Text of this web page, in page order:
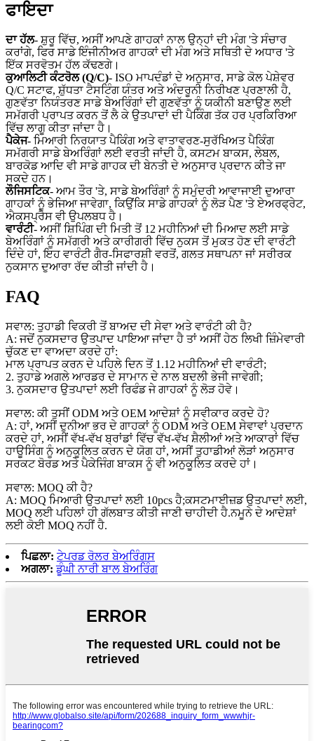
ਫਾਇਦਾ
ਦਾ ਹੱਲ- ਸ਼ੁਰੂ ਵਿੱਚ, ਅਸੀਂ ਆਪਣੇ ਗਾਹਕਾਂ ਨਾਲ ਉਨ੍ਹਾਂ ਦੀ ਮੰਗ 'ਤੇ ਸੰਚਾਰ
ਕਰਾਂਗੇ, ਫਿਰ ਸਾਡੇ ਇੰਜੀਨੀਅਰ ਗਾਹਕਾਂ ਦੀ ਮੰਗ ਅਤੇ ਸਥਿਤੀ ਦੇ ਅਧਾਰ 'ਤੇ
ਇੱਕ ਸਰਵੋਤਮ ਹੱਲ ਕੱਢਣਗੇ।
ਕੁਆਲਿਟੀ ਕੰਟਰੋਲ (Q/C)- ISO ਮਾਪਦੰਡਾਂ ਦੇ ਅਨੁਸਾਰ, ਸਾਡੇ ਕੋਲ ਪੇਸ਼ੇਵਰ
Q/C ਸਟਾਫ, ਸ਼ੁੱਧਤਾ ਟੈਸਟਿੰਗ ਯੰਤਰ ਅਤੇ ਅੰਦਰੂਨੀ ਨਿਰੀਖਣ ਪ੍ਰਣਾਲੀ ਹੈ,
ਗੁਣਵੱਤਾ ਨਿਯੰਤਰਣ ਸਾਡੇ ਬੇਅਰਿੰਗਾਂ ਦੀ ਗੁਣਵੱਤਾ ਨੂੰ ਯਕੀਨੀ ਬਣਾਉਣ ਲਈ
ਸਮੱਗਰੀ ਪ੍ਰਾਪਤ ਕਰਨ ਤੋਂ ਲੈ ਕੇ ਉਤਪਾਦਾਂ ਦੀ ਪੈਕਿੰਗ ਤੱਕ ਹਰ ਪ੍ਰਕਿਰਿਆ
ਵਿੱਚ ਲਾਗੂ ਕੀਤਾ ਜਾਂਦਾ ਹੈ।
ਪੈਕੇਜ- ਮਿਆਰੀ ਨਿਰਯਾਤ ਪੈਕਿੰਗ ਅਤੇ ਵਾਤਾਵਰਣ-ਸੁਰੱਖਿਅਤ ਪੈਕਿੰਗ
ਸਮੱਗਰੀ ਸਾਡੇ ਬੇਅਰਿੰਗਾਂ ਲਈ ਵਰਤੀ ਜਾਂਦੀ ਹੈ, ਕਸਟਮ ਬਾਕਸ, ਲੇਬਲ,
ਬਾਰਕੋਡ ਆਦਿ ਵੀ ਸਾਡੇ ਗਾਹਕ ਦੀ ਬੇਨਤੀ ਦੇ ਅਨੁਸਾਰ ਪ੍ਰਦਾਨ ਕੀਤੇ ਜਾ
ਸਕਦੇ ਹਨ।
ਲੌਜਿਸਟਿਕ- ਆਮ ਤੌਰ 'ਤੇ, ਸਾਡੇ ਬੇਅਰਿੰਗਾਂ ਨੂੰ ਸਮੁੰਦਰੀ ਆਵਾਜਾਈ ਦੁਆਰਾ
ਗਾਹਕਾਂ ਨੂੰ ਭੇਜਿਆ ਜਾਵੇਗਾ, ਕਿਉਂਕਿ ਸਾਡੇ ਗਾਹਕਾਂ ਨੂੰ ਲੋੜ ਪੈਣ 'ਤੇ ਏਅਰਫ੍ਰੇਟ,
ਐਕਸਪ੍ਰੈਸ ਵੀ ਉਪਲਬਧ ਹੈ।
ਵਾਰੰਟੀ- ਅਸੀਂ ਸ਼ਿਪਿੰਗ ਦੀ ਮਿਤੀ ਤੋਂ 12 ਮਹੀਨਿਆਂ ਦੀ ਮਿਆਦ ਲਈ ਸਾਡੇ
ਬੇਅਰਿੰਗਾਂ ਨੂੰ ਸਮੱਗਰੀ ਅਤੇ ਕਾਰੀਗਰੀ ਵਿੱਚ ਨੁਕਸ ਤੋਂ ਮੁਕਤ ਹੋਣ ਦੀ ਵਾਰੰਟੀ
ਦਿੰਦੇ ਹਾਂ, ਇਹ ਵਾਰੰਟੀ ਗੈਰ-ਸਿਫਾਰਸ਼ੀ ਵਰਤੋਂ, ਗਲਤ ਸਥਾਪਨਾ ਜਾਂ ਸਰੀਰਕ
ਨੁਕਸਾਨ ਦੁਆਰਾ ਰੱਦ ਕੀਤੀ ਜਾਂਦੀ ਹੈ।
FAQ
ਸਵਾਲ: ਤੁਹਾਡੀ ਵਿਕਰੀ ਤੋਂ ਬਾਅਦ ਦੀ ਸੇਵਾ ਅਤੇ ਵਾਰੰਟੀ ਕੀ ਹੈ?
A: ਜਦੋਂ ਨੁਕਸਦਾਰ ਉਤਪਾਦ ਪਾਇਆ ਜਾਂਦਾ ਹੈ ਤਾਂ ਅਸੀਂ ਹੇਠ ਲਿਖੀ ਜ਼ਿੰਮੇਵਾਰੀ
ਚੁੱਕਣ ਦਾ ਵਾਅਦਾ ਕਰਦੇ ਹਾਂ:
ਮਾਲ ਪ੍ਰਾਪਤ ਕਰਨ ਦੇ ਪਹਿਲੇ ਦਿਨ ਤੋਂ 1.12 ਮਹੀਨਿਆਂ ਦੀ ਵਾਰੰਟੀ;
2. ਤੁਹਾਡੇ ਅਗਲੇ ਆਰਡਰ ਦੇ ਸਾਮਾਨ ਦੇ ਨਾਲ ਬਦਲੀ ਭੇਜੀ ਜਾਵੇਗੀ;
3. ਨੁਕਸਦਾਰ ਉਤਪਾਦਾਂ ਲਈ ਰਿਫੰਡ ਜੇ ਗਾਹਕਾਂ ਨੂੰ ਲੋੜ ਹੋਵੇ।
ਸਵਾਲ: ਕੀ ਤੁਸੀਂ ODM ਅਤੇ OEM ਆਦੇਸ਼ਾਂ ਨੂੰ ਸਵੀਕਾਰ ਕਰਦੇ ਹੋ?
A: ਹਾਂ, ਅਸੀਂ ਦੁਨੀਆ ਭਰ ਦੇ ਗਾਹਕਾਂ ਨੂੰ ODM ਅਤੇ OEM ਸੇਵਾਵਾਂ ਪ੍ਰਦਾਨ
ਕਰਦੇ ਹਾਂ, ਅਸੀਂ ਵੱਖ-ਵੱਖ ਬ੍ਰਾਂਡਾਂ ਵਿੱਚ ਵੱਖ-ਵੱਖ ਸ਼ੈਲੀਆਂ ਅਤੇ ਆਕਾਰਾਂ ਵਿੱਚ
ਹਾਊਸਿੰਗ ਨੂੰ ਅਨੁਕੂਲਿਤ ਕਰਨ ਦੇ ਯੋਗ ਹਾਂ, ਅਸੀਂ ਤੁਹਾਡੀਆਂ ਲੋੜਾਂ ਅਨੁਸਾਰ
ਸਰਕਟ ਬੋਰਡ ਅਤੇ ਪੈਕੇਜਿੰਗ ਬਾਕਸ ਨੂੰ ਵੀ ਅਨੁਕੂਲਿਤ ਕਰਦੇ ਹਾਂ।
ਸਵਾਲ: MOQ ਕੀ ਹੈ?
A: MOQ ਮਿਆਰੀ ਉਤਪਾਦਾਂ ਲਈ 10pcs ਹੈ;ਕਸਟਮਾਈਜ਼ਡ ਉਤਪਾਦਾਂ ਲਈ,
MOQ ਲਈ ਪਹਿਲਾਂ ਹੀ ਗੱਲਬਾਤ ਕੀਤੀ ਜਾਣੀ ਚਾਹੀਦੀ ਹੈ.ਨਮੂਨੇ ਦੇ ਆਦੇਸ਼ਾਂ
ਲਈ ਕੋਈ MOQ ਨਹੀਂ ਹੈ.
ਪਿਛਲਾ: ਟੇਪਰਡ ਰੋਲਰ ਬੇਅਰਿੰਗਸ
ਅਗਲਾ: ਡੂੰਘੀ ਨਾਰੀ ਬਾਲ ਬੇਅਰਿੰਗ